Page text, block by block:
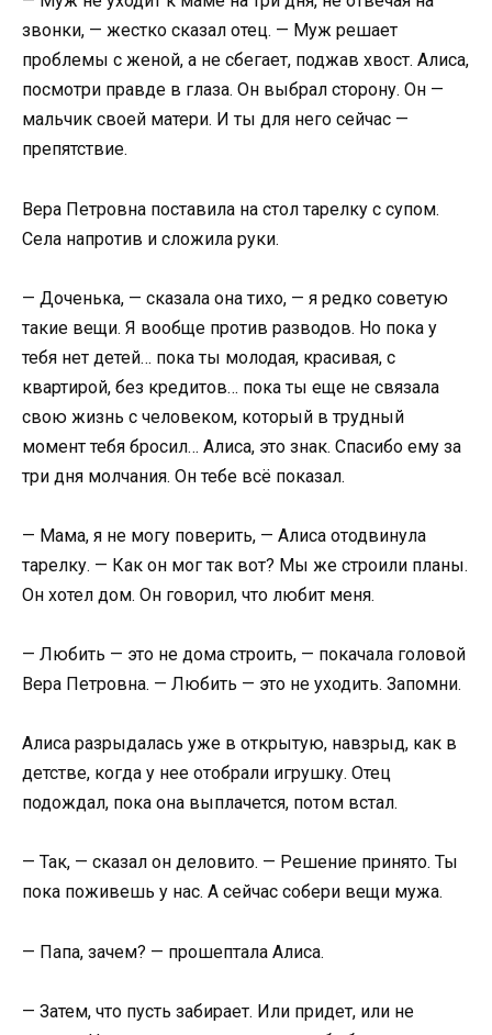
звонки, — жестко сказал отец. — Муж решает
проблемы с женой, а не сбегает, поджав хвост. Алиса,
посмотри правде в глаза. Он выбрал сторону. Он —
мальчик своей матери. И ты для него сейчас —
препятствие.
Вера Петровна поставила на стол тарелку с супом.
Села напротив и сложила руки.
— Доченька, — сказала она тихо, — я редко советую
такие вещи. Я вообще против разводов. Но пока у
тебя нет детей… пока ты молодая, красивая, с
квартирой, без кредитов… пока ты еще не связала
свою жизнь с человеком, который в трудный
момент тебя бросил… Алиса, это знак. Спасибо ему за
три дня молчания. Он тебе всё показал.
— Мама, я не могу поверить, — Алиса отодвинула
тарелку. — Как он мог так вот? Мы же строили планы.
Он хотел дом. Он говорил, что любит меня.
— Любить — это не дома строить, — покачала головой
Вера Петровна. — Любить — это не уходить. Запомни.
Алиса разрыдалась уже в открытую, навзрыд, как в
детстве, когда у нее отобрали игрушку. Отец
подождал, пока она выплачется, потом встал.
— Так, — сказал он деловито. — Решение принято. Ты
пока поживешь у нас. А сейчас собери вещи мужа.
— Папа, зачем? — прошептала Алиса.
— Затем, что пусть забирает. Или придет, или не